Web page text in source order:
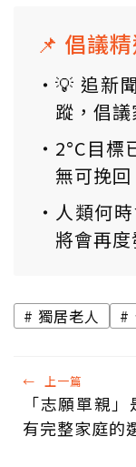
📌 倡議
💡 追新
蹤，倡議
2°C目標
無可挽回
人類何
將會再度
獨居老人
← 上一篇
「志願單親
有完整家庭的